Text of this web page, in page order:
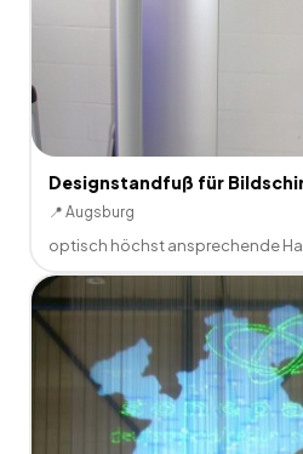
Designstandfuß für
📍 Augsburg
optisch höchst ansprechende